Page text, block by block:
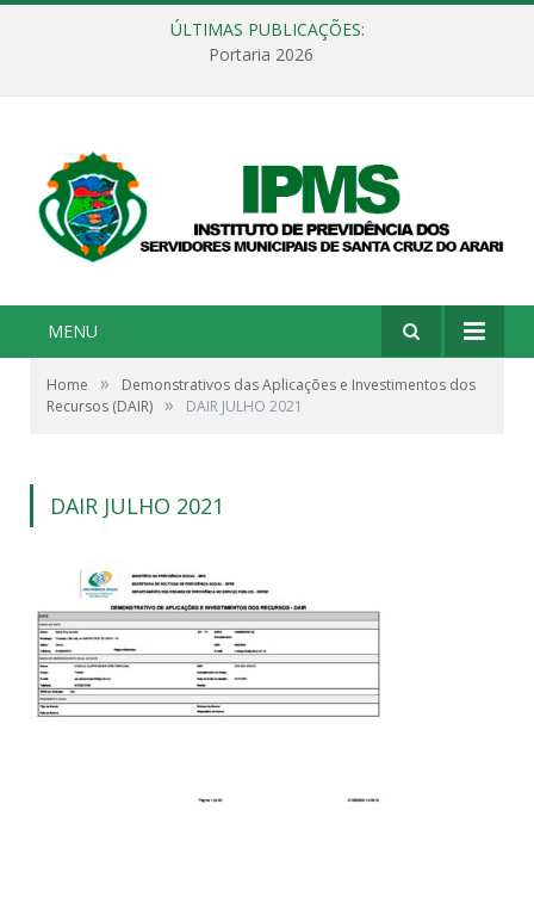
ÚLTIMAS PUBLICAÇÕES:
Portaria 2026
MENU
Home »
Demonstrativos das Aplicações e Investimentos dos
Recursos (DAIR) » DAIR JULHO 2021
DAIR JULHO 2021